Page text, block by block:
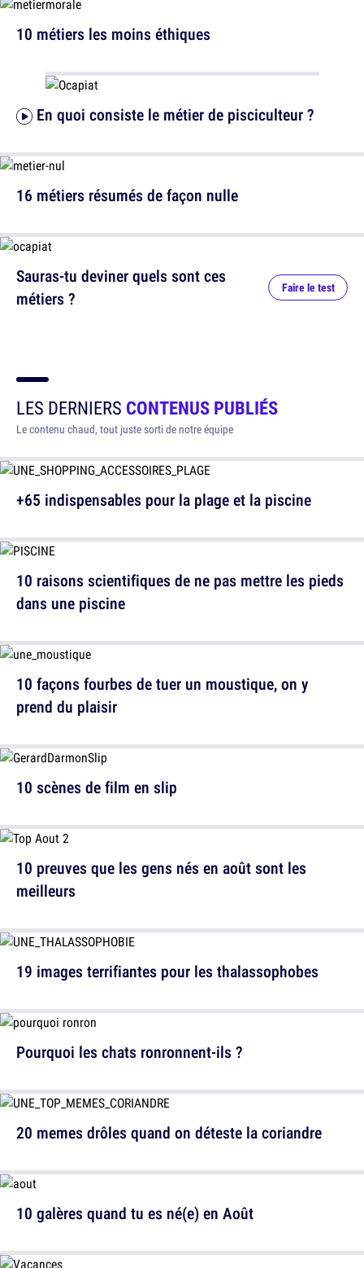
En quoi consiste le métier de pisciculteur ?
10 métiers les moins éthiques
16 métiers résumés de façon nulle
Sauras-tu deviner quels sont ces
métiers ?
Faire le test
LES DERNIERS CONTENUS PUBLIÉS
Le contenu chaud, tout juste sorti de notre équipe
+65 indispensables pour la plage et la piscine
10 façons fourbes de tuer un moustique, on y
prend du plaisir
10 preuves que les gens nés en août sont les
meilleurs
Pourquoi les chats ronronnent-ils ?
10 galères quand tu es né(e) en Août
10 raisons scientifiques de ne pas mettre les pieds
dans une piscine
10 scènes de film en slip
19 images terrifiantes pour les thalassophobes
20 memes drôles quand on déteste la coriandre